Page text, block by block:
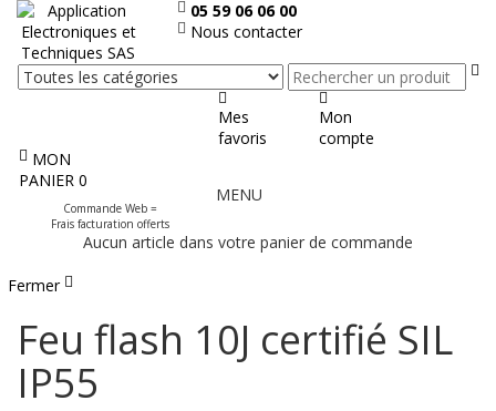
05 59 06 06 00
Nous contacter
Mes
favoris
Mon
compte
MON
PANIER 0
Commande Web =
Frais facturation offerts
le
MENU
Aucun article dans votre panier de commande
Fermer
Feu flash 10J certifié SIL
IP55